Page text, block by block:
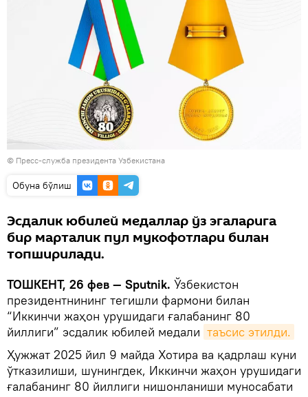
© Пресс-служба президента Узбекистана
Oбуна бўлиш
Эсдалик юбилей медаллар ўз эгаларига
бир марталик пул мукофотлари билан
топширилади.
TOШКЕНТ, 26 фев — Sputnik. Ўзбекистон
президентнининг тегишли фармони билан
“Иккинчи жаҳон урушидаги ғалабанинг 80
йиллиги” эсдалик юбилей медали таъсис этилди.
Ҳужжат 2025 йил 9 майда Хотира ва қадрлаш куни
ўтказилиши, шунингдек, Иккинчи жаҳон урушидаги
ғалабанинг 80 йиллиги нишонланиши муносабати